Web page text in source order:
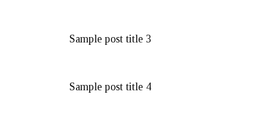
Sample post title 3
Sample post title 4